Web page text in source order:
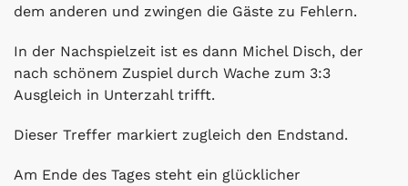
dem anderen und zwingen die Gäste zu Fehlern.
In der Nachspielzeit ist es dann Michel Disch, der
nach schönem Zuspiel durch Wache zum 3:3
Ausgleich in Unterzahl trifft.
Dieser Treffer markiert zugleich den Endstand.
Am Ende des Tages steht ein glücklicher